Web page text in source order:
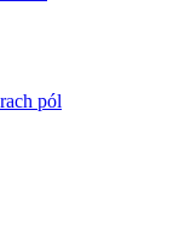
pól